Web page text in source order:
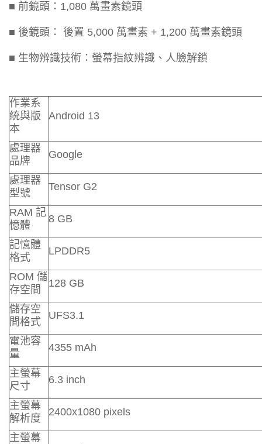
■ 前鏡頭：1,080 萬畫素鏡頭
■ 後鏡頭： 後置 5,000 萬畫素 + 1,200 萬畫素鏡頭
■ 生物辨識技術：螢幕指紋辨識、人臉解鎖
作業系
統與版
本
Android 13
處理器
品牌
Google
處理器
型號
Tensor G2
RAM 記
憶體
8 GB
記憶體
格式
LPDDR5
ROM 儲
存空間
128 GB
儲存空
間格式
UFS3.1
電池容
量
4355 mAh
主螢幕
尺寸
6.3 inch
主螢幕
解析度
2400x1080 pixels
主螢幕